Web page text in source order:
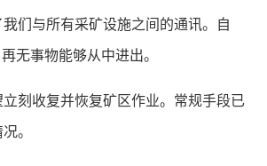
们与所有采矿设施之间的通讯。自
无事物能够从中进出。
刻收复并恢复矿区作业。常规手段已
。